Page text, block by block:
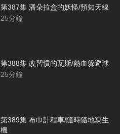
第387集 潘朵拉盒的妖怪/預知天線
25分鐘
第388集 改習慣的瓦斯/熱血躲避球
25分鐘
第389集 布巾計程車/隨時隨地寫生
機